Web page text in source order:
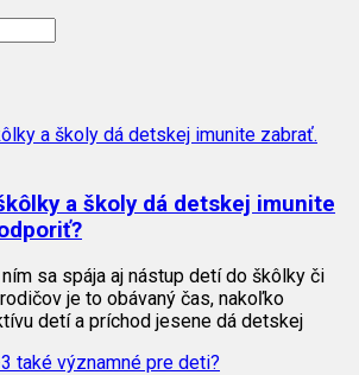
a školy dá detskej imunite
sa spája aj nástup detí do škôlky či
je to obávaný čas, nakoľko
detí a príchod jesene dá detskej